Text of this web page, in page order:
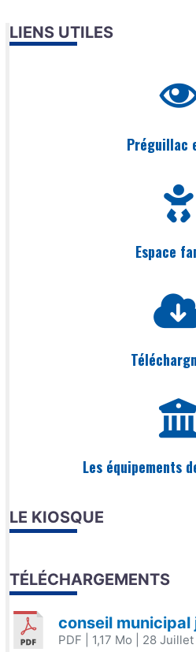
LIENS UTILES
Préguillac
Espace
Les équipements
LE KIOSQUE
TÉLÉCHARGEMENTS
conseil municipal
PDF | 1,17 Mo | 28